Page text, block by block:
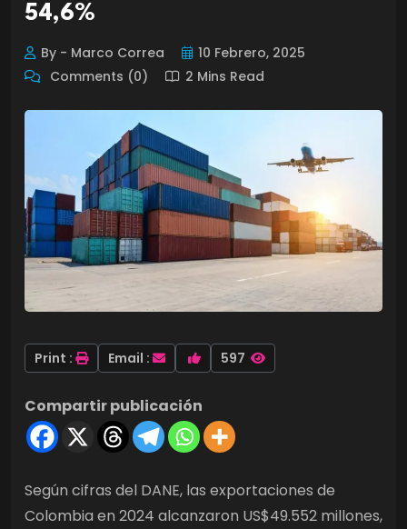
54,6%
By - Marco Correa
10 Febrero, 2025
Comments (0)
2 Mins Read
Print : Email : 597
Compartir publicación
Según cifras del DANE, las exportaciones de
Colombia en 2024 alcanzaron US$49.552 millones,